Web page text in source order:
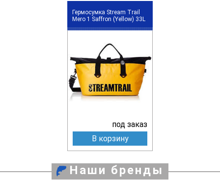
Гермосумка Stream Trail
Mero 1 Saffron (Yellow) 33L
под заказ
В корзину
Наши бренды